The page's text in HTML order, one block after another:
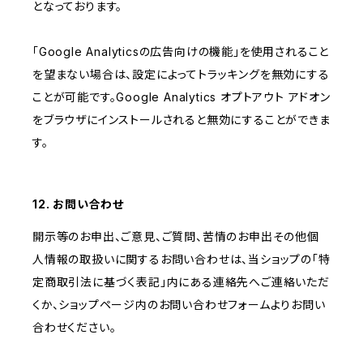
となっております。
「Google Analyticsの広告向けの機能」を使用されること
を望まない場合は、設定によってトラッキングを無効にする
ことが可能です。Google Analytics オプトアウト アドオン
をブラウザにインストールされると無効にすることができま
す。
12. お問い合わせ
開示等のお申出、ご意見、ご質問、苦情のお申出その他個
人情報の取扱いに関するお問い合わせは、当ショップの「特
定商取引法に基づく表記」内にある連絡先へご連絡いただ
くか、ショップページ内のお問い合わせフォームよりお問い
合わせください。